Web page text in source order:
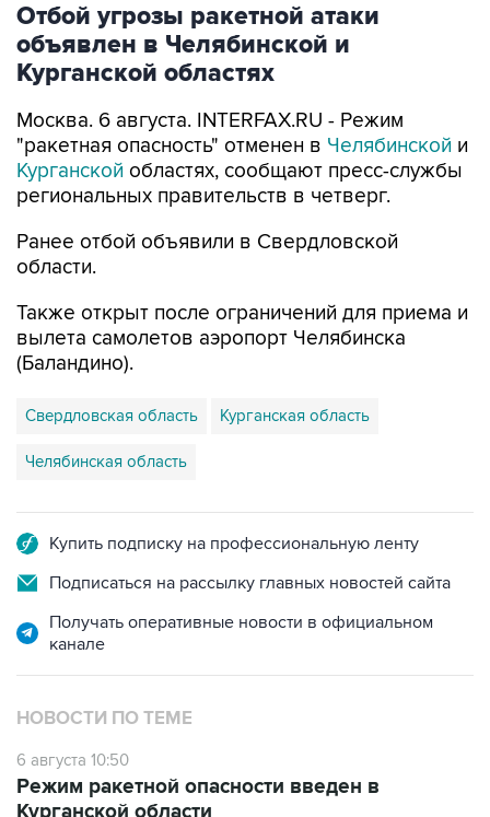
Отбой угрозы ракетной атаки
объявлен в Челябинской и
Курганской областях
Москва. 6 августа. INTERFAX.RU - Режим
"ракетная опасность" отменен в Челябинской и
Курганской областях, сообщают пресс-службы
региональных правительств в четверг.
Ранее отбой объявили в Свердловской
области.
Также открыт после ограничений для приема и
вылета самолетов аэропорт Челябинска
(Баландино).
Свердловская область Курганская область
Челябинская область
Купить подписку на профессиональную ленту
Подписаться на рассылку главных новостей сайта
Получать оперативные новости в официальном
канале
НОВОСТИ ПО ТЕМЕ
6 августа 10:50
Режим ракетной опасности введен в